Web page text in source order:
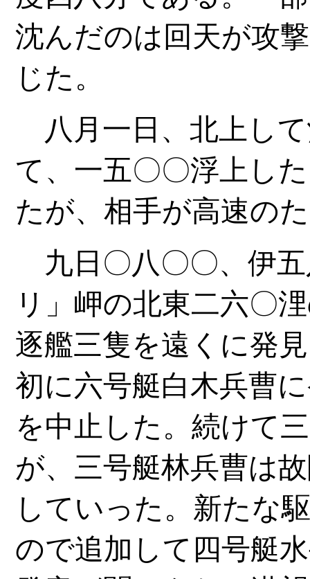
沈んだのは回天が攻
じた。
八月一日、北上し
て、一五〇〇浮上し
たが、相手が高速の
九日〇八〇〇、伊
リ」岬の北東二六〇
逐艦三隻を遠くに発
初に六号艇白木兵曹
を中止した。続けて
が、三号艇林兵曹は
していった。新たな
ので追加して四号艇